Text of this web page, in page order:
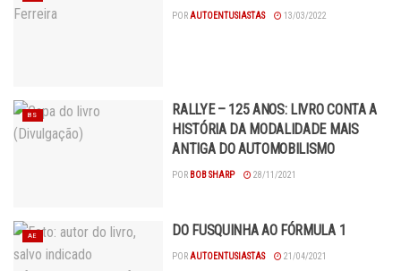
POR AUTOENTUSIASTAS 13/03/2022
BS
RALLYE – 125 ANOS: LIVRO CONTA A
HISTÓRIA DA MODALIDADE MAIS
ANTIGA DO AUTOMOBILISMO
POR BOB SHARP 28/11/2021
AE DO FUSQUINHA AO FÓRMULA 1
POR AUTOENTUSIASTAS 21/04/2021